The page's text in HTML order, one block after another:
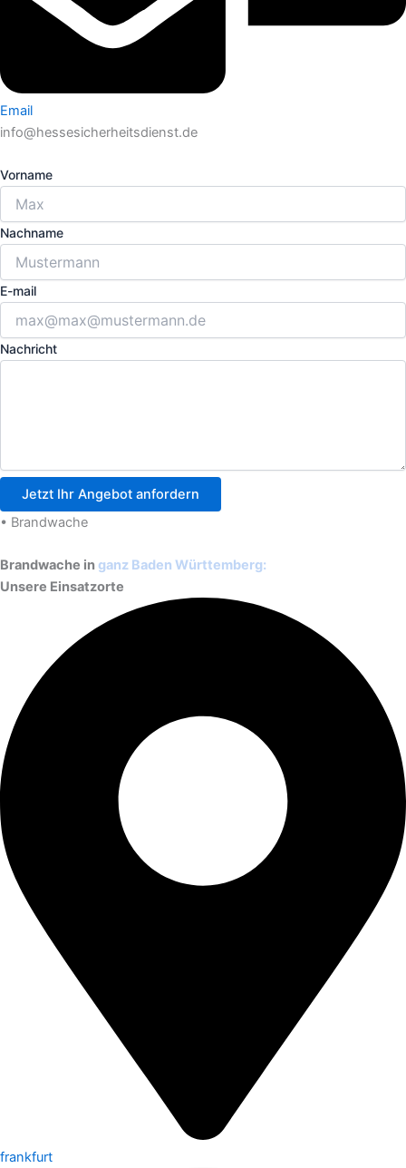
Email
info@hessesicherheitsdienst.de
Vorname
Nachname
E-mail
Nachricht
Jetzt Ihr Angebot anfordern
• Brandwache
Brandwache in ganz Baden Württemberg:
Unsere Einsatzorte
frankfurt